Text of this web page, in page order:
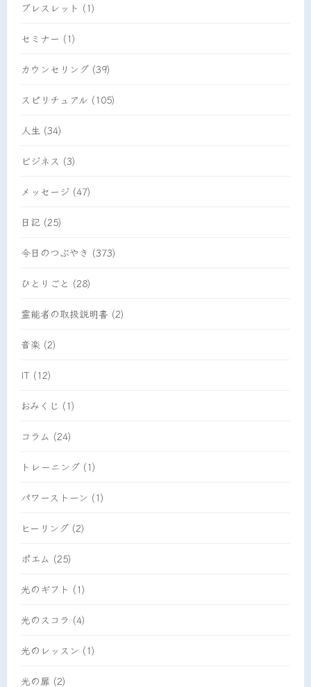
ブレスレット (1)
セミナー (1)
カウンセリング (39)
スピリチュアル (105)
人生 (34)
ビジネス (3)
メッセージ (47)
日記 (25)
今日のつぶやき (373)
ひとりごと (28)
霊能者の取扱説明書 (2)
音楽 (2)
IT (12)
おみくじ (1)
コラム (24)
トレーニング (1)
パワーストーン (1)
ヒーリング (2)
ポエム (25)
光のギフト (1)
光のスコラ (4)
光のレッスン (1)
光の扉 (2)